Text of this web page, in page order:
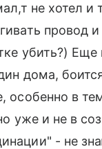
не хотел и
провод
убить?)
дома,
особенно в
уже и не в
- не